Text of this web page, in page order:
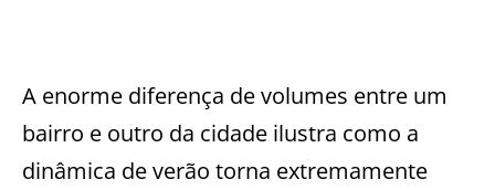
A enorme diferença de volumes entre um
bairro e outro da cidade ilustra como a
dinâmica de verão torna extremamente